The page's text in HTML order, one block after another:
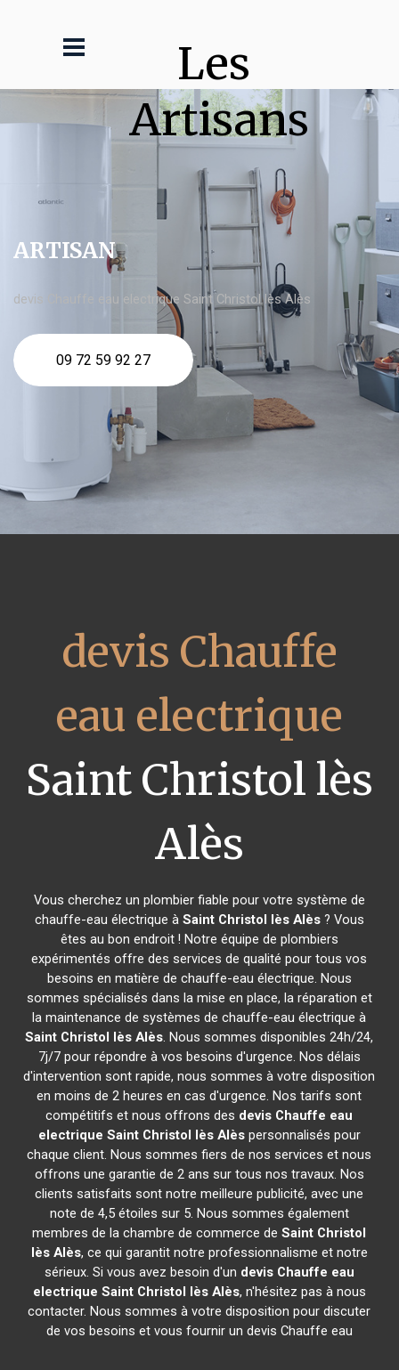
Les
Artisans
ARTISAN
devis Chauffe eau electrique Saint Christol lès Alès
09 72 59 92 27
devis Chauffe
eau electrique
Saint Christol lès
Alès
Vous cherchez un plombier fiable pour votre système de
chauffe-eau électrique à Saint Christol lès Alès? Vous
êtes au bon endroit ! Notre équipe de plombiers
expérimentés offre des services de qualité pour tous vos
besoins en matière de chauffe-eau électrique. Nous
sommes spécialisés dans la mise en place, la réparation et
la maintenance de systèmes de chauffe-eau électrique à
Saint Christol lès Alès. Nous sommes disponibles 24h/24,
7j/7 pour répondre à vos besoins d'urgence. Nos délais
d'intervention sont rapide, nous sommes à votre disposition
en moins de 2 heures en cas d'urgence. Nos tarifs sont
compétitifs et nous offrons des devis Chauffe eau
electrique Saint Christol lès Alèspersonnalisés pour
chaque client. Nous sommes fiers de nos services et nous
offrons une garantie de 2 ans sur tous nos travaux. Nos
clients satisfaits sont notre meilleure publicité, avec une
note de 4,5 étoiles sur 5. Nous sommes également
membres de la chambre de commerce deSaint Christol
lès Alès, ce qui garantit notre professionnalisme et notre
sérieux. Si vous avez besoin d'un devis Chauffe eau
electrique Saint Christol lès Alès, n'hésitez pas à nous
contacter. Nous sommes à votre disposition pour discuter
de vos besoins et vous fournir un devis Chauffe eau